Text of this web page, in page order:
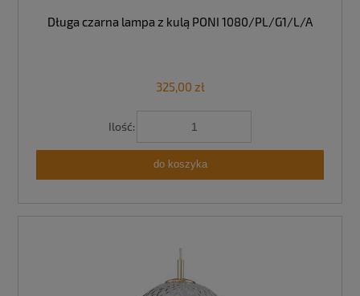
Długa czarna lampa z kulą PONI 1080/PL/G1/L/A
325,00 zł
Ilość:
do koszyka